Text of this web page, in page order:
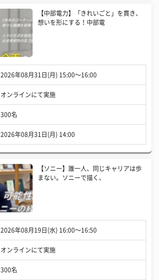
【中部電力】「きれいごと」を貫き、
想いを形にする！中部電
2026年08月31日(月) 15:00〜16:00
オンラインにて実施
300名
2026年08月31日(月) 14:00
【ソニー】誰一人、同じキャリアは歩
まない。ソニーで描く、
2026年08月19日(水) 16:00〜16:50
オンラインにて実施
300名